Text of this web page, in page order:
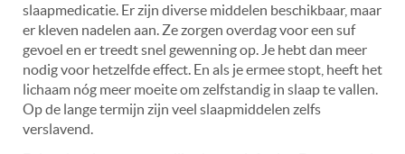
slaapmedicatie. Er zijn diverse middelen beschikbaar, maar
er kleven nadelen aan. Ze zorgen overdag voor een suf
gevoel en er treedt snel gewenning op. Je hebt dan meer
nodig voor hetzelfde effect. En als je ermee stopt, heeft het
lichaam nóg meer moeite om zelfstandig in slaap te vallen.
Op de lange termijn zijn veel slaapmiddelen zelfs
verslavend.